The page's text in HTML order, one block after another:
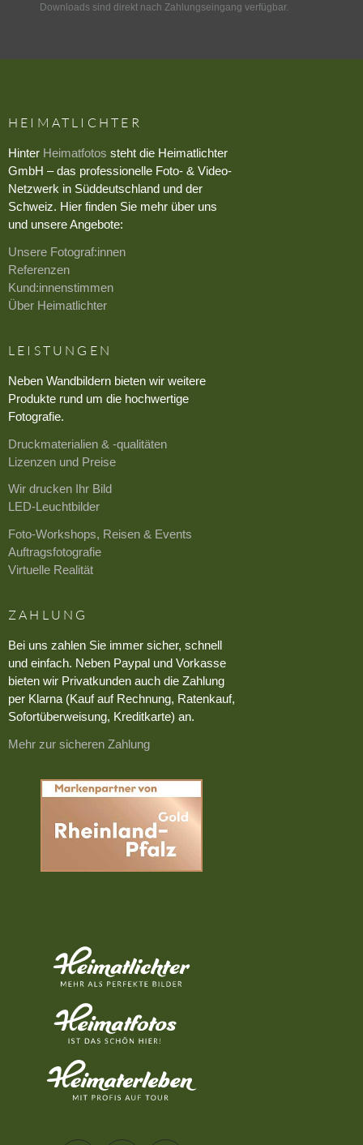
Downloads sind direkt nach Zahlungseingang verfügbar.
HEIMATLICHTER
Hinter Heimatfotos steht die Heimatlichter
GmbH – das professionelle Foto- & Video-
Netzwerk in Süddeutschland und der
Schweiz. Hier finden Sie mehr über uns
und unsere Angebote:
Unsere Fotograf:innen
Referenzen
Kund:innenstimmen
Über Heimatlichter
LEISTUNGEN
Neben Wandbildern bieten wir weitere
Produkte rund um die hochwertige
Fotografie.
Druckmaterialien & -qualitäten
Lizenzen und Preise
Wir drucken Ihr Bild
LED-Leuchtbilder
Foto-Workshops, Reisen & Events
Auftragsfotografie
Virtuelle Realität
ZAHLUNG
Bei uns zahlen Sie immer sicher, schnell
und einfach. Neben Paypal und Vorkasse
bieten wir Privatkunden auch die Zahlung
per Klarna (Kauf auf Rechnung, Ratenkauf,
Sofortüberweisung, Kreditkarte) an.
Mehr zur sicheren Zahlung